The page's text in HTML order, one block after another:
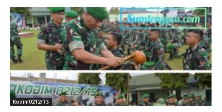
Kodim0212/TS